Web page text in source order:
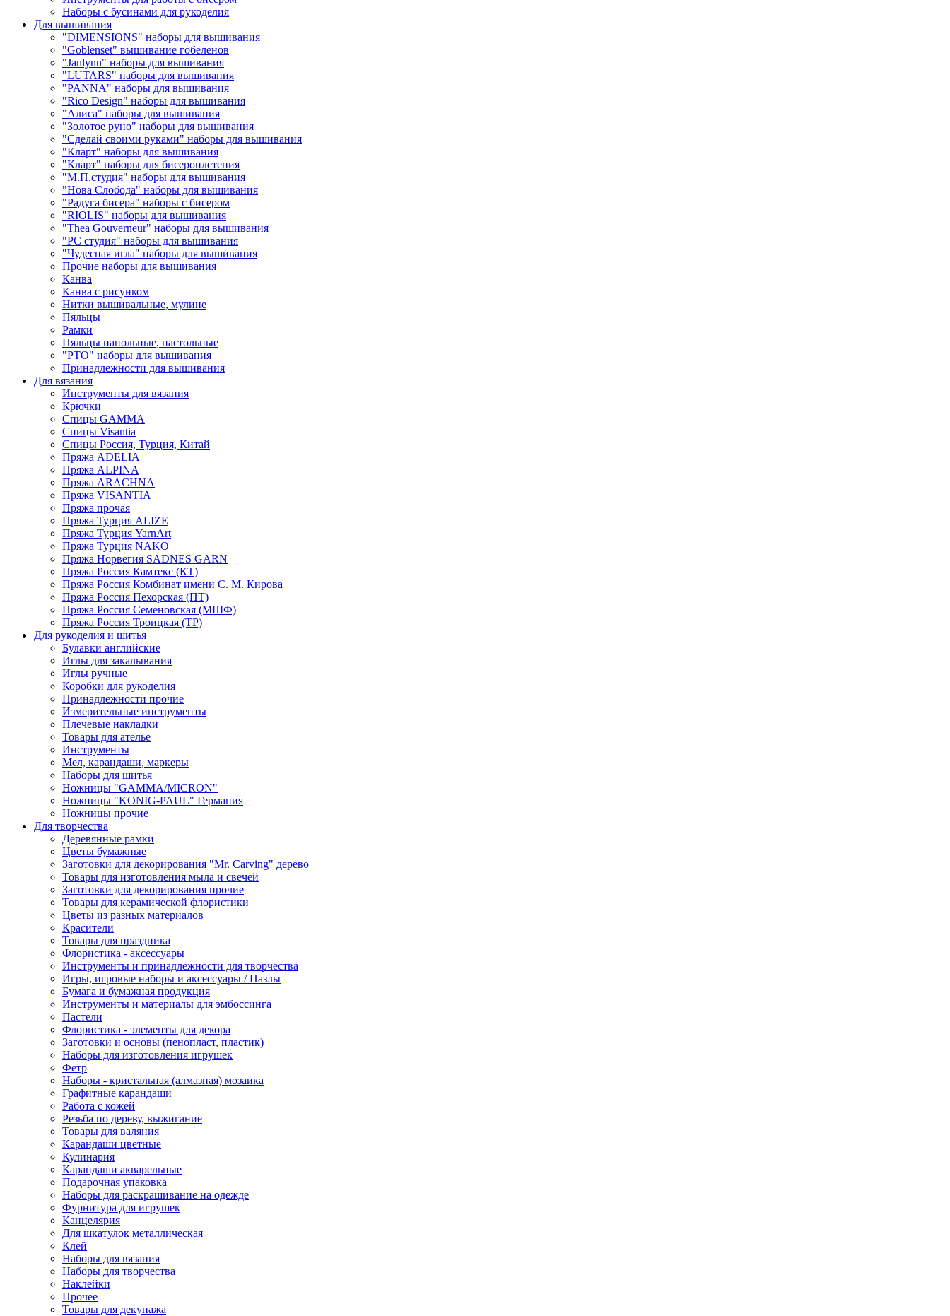
Наборы с бусинами для рукоделия
Для вышивания
"DIMENSIONS" наборы для вышивания
"Goblenset" вышивание гобеленов
"Janlynn" наборы для вышивания
"LUTARS" наборы для вышивания
"PANNA" наборы для вышивания
"Rico Design" наборы для вышивания
"Алиса" наборы для вышивания
"Золотое руно" наборы для вышивания
"Сделай своими руками" наборы для вышивания
"Кларт" наборы для вышивания
"Кларт" наборы для бисероплетения
"М.П.студия" наборы для вышивания
"Нова Слобода" наборы для вышивания
"Радуга бисера" наборы с бисером
"RIOLIS" наборы для вышивания
"Thea Gouverneur" наборы для вышивания
"РС студия" наборы для вышивания
"Чудесная игла" наборы для вышивания
Прочие наборы для вышивания
Канва
Канва с рисунком
Нитки вышивальные, мулине
Пяльцы
Рамки
Пяльцы напольные, настольные
"РТО" наборы для вышивания
Принадлежности для вышивания
Для вязания
Инструменты для вязания
Крючки
Спицы GAMMA
Спицы Visantia
Спицы Россия, Турция, Китай
Пряжа ADELIA
Пряжа ALPINA
Пряжа ARACHNA
Пряжа VISANTIA
Пряжа прочая
Пряжа Турция ALIZE
Пряжа Турция YarnArt
Пряжа Турция NAKO
Пряжа Норвегия SADNES GARN
Пряжа Россия Камтекс (КТ)
Пряжа Россия Комбинат имени С. М. Кирова
Пряжа Россия Пехорская (ПТ)
Пряжа Россия Семеновская (МШФ)
Пряжа Россия Троицкая (ТР)
Для рукоделия и шитья
Булавки английские
Иглы для закалывания
Иглы ручные
Коробки для рукоделия
Принадлежности прочие
Измерительные инструменты
Плечевые накладки
Товары для ателье
Инструменты
Мел, карандаши, маркеры
Наборы для шитья
Ножницы "GAMMA/MICRON"
Ножницы "KONIG-PAUL" Германия
Ножницы прочие
Для творчества
Деревянные рамки
Цветы бумажные
Заготовки для декорирования "Mr. Carving" дерево
Товары для изготовления мыла и свечей
Заготовки для декорирования прочие
Товары для керамической флористики
Цветы из разных материалов
Красители
Товары для праздника
Флористика - аксессуары
Инструменты и принадлежности для творчества
Игры, игровые наборы и аксессуары / Пазлы
Бумага и бумажная продукция
Инструменты и материалы для эмбоссинга
Пастели
Флористика - элементы для декора
Заготовки и основы (пенопласт, пластик)
Наборы для изготовления игрушек
Фетр
Наборы - кристальная (алмазная) мозаика
Графитные карандаши
Работа с кожей
Резьба по дереву, выжигание
Товары для валяния
Карандаши цветные
Кулинария
Карандаши акварельные
Подарочная упаковка
Наборы для раскрашивание на одежде
Фурнитура для игрушек
Канцелярия
Для шкатулок металлическая
Клей
Наборы для вязания
Наборы для творчества
Наклейки
Прочее
Товары для декупажа